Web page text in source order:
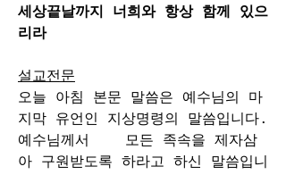
세상끝날까지 너희와 항상 함께 있으
리라
설교전문
오늘 아침 본문 말씀은 예수님의 마
지막 유언인 지상명령의 말씀입니다.
예수님께서    모든 족속을 제자삼
아 구원받도록 하라고 하신 말씀입니